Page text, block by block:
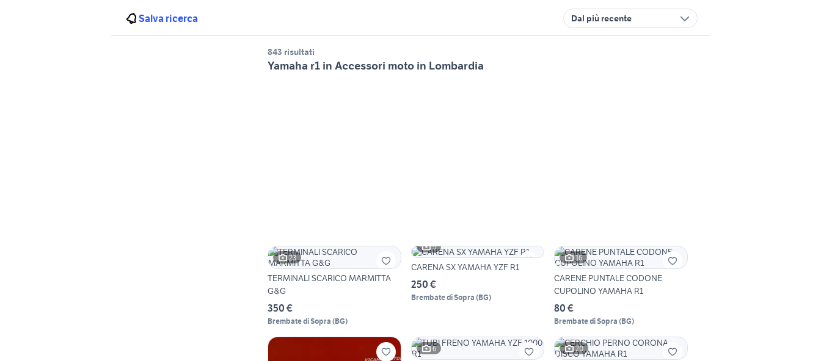
Salva ricerca Dal più recente
843 risultati
Yamaha r1 in Accessori moto in Lombardia
23
TERMINALI SCARICO MARMITTA
G&G
350 €
Brembate di Sopra (BG)
5
CARENA SX YAMAHA YZF R1
250 €
Brembate di Sopra (BG)
16
CARENE PUNTALE CODONE
CUPOLINO YAMAHA R1
80 €
Brembate di Sopra (BG)
6 20